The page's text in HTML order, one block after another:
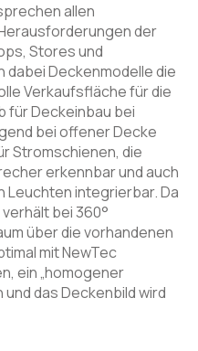
allen
der
Stores und
dabei Deckenmodelle die
Verkaufsfläche für die
für Deckeinbau bei
bei offener Decke
Stromschienen, die
erkennbar und auch
Leuchten integrierbar. Da
bei 360°
über die vorhandenen
mit NewTec
ein „homogener
das Deckenbild wird